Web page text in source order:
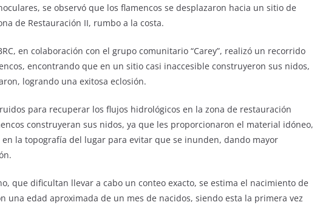
se observó que los flamencos se desplazaron hacia un sitio de
de Restauración II, rumbo a la costa.
en colaboración con el grupo comunitario “Carey”, realizó un recorrido
encontrando que en un sitio casi inaccesible construyeron sus nidos,
logrando una exitosa eclosión.
para recuperar los flujos hidrológicos en la zona de restauración
construyeran sus nidos, ya que les proporcionaron el material idóneo,
la topografía del lugar para evitar que se inunden, dando mayor
que dificultan llevar a cabo un conteo exacto, se estima el nacimiento de
una edad aproximada de un mes de nacidos, siendo esta la primera vez